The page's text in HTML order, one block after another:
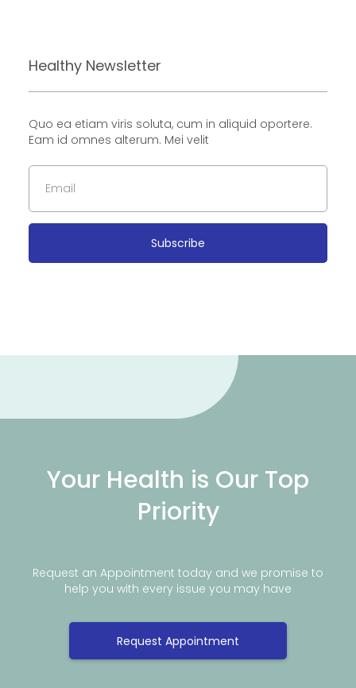
Healthy Newsletter
Quo ea etiam viris soluta, cum in aliquid oportere.
Eam id omnes alterum. Mei velit
Subscribe
Your Health is Our Top
Priority
Request an Appointment today and we promise to
help you with every issue you may have
Request Appointment